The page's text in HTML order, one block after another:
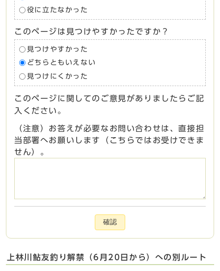
役に立たなかった
このページは見つけやすかったですか？
見つけやすかった
どちらともいえない
見つけにくかった
このページに関してのご意見がありましたらご記
入ください。
（注意）お答えが必要なお問い合わせは、直接担
当部署へお願いします（こちらではお受けできま
せん）。
確認
上林川鮎友釣り解禁（6月20日から）への別ルート